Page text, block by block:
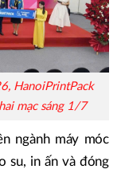
HanoiPrintPack
mạc sáng 1/7
ngành máy móc
su, in ấn và đóng